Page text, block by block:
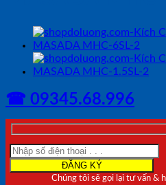
☎ 09345.68.996
Chúng tôi sẽ gọi lại tư vấn &